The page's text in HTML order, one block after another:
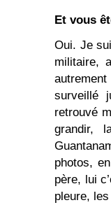
Et vous
Oui. Je
militaire,
surveillé
retrouvé
grandir,
photos,
père, lui
pleure,